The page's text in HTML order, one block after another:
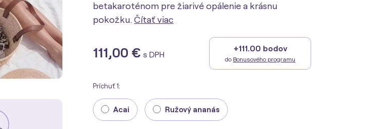
betakaroténom pre žiarivé opálenie a krásnu
pokožku. Čítať viac
111,00 € s DPH
+111.00 bodov
do Bonusového programu
Príchuť 1:
Acai Ružový ananás